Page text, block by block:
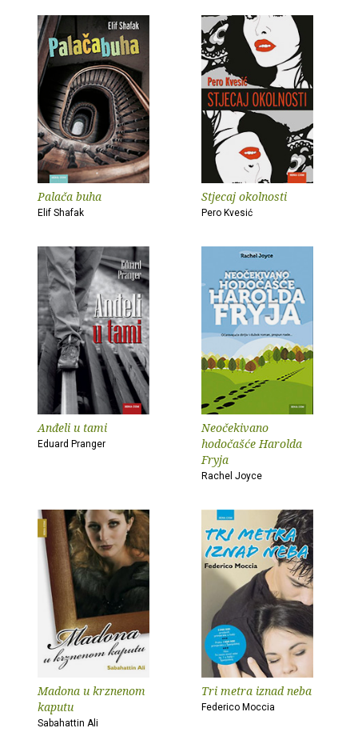
Palača buha
Elif Shafak
Stjecaj okolnosti
Pero Kvesić
Anđeli u tami
Eduard Pranger
Neočekivano
hodočašće Harolda
Fryja
Rachel Joyce
Madona u krznenom
kaputu
Sabahattin Ali
Tri metra iznad neba
Federico Moccia